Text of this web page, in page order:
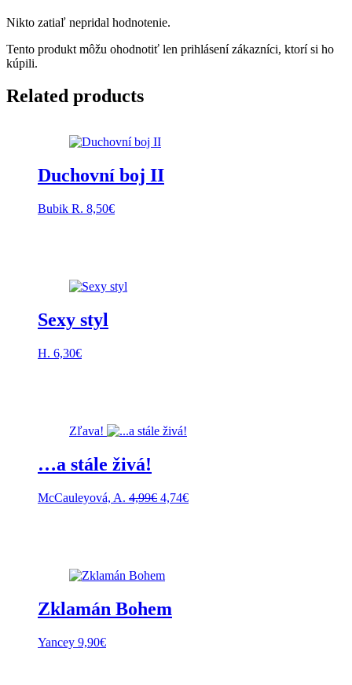
Nikto zatiaľ nepridal hodnotenie.
Tento produkt môžu ohodnotiť len prihlásení zákazníci, ktorí si ho
kúpili.
Related products
Duchovní boj II
Bubik R. 8,50€
Sexy styl
H. 6,30€
Zľava!
…a stále živá!
McCauleyová, A. 4,99€ Pôvodná
4,74€Aktuálna
Zklamán Bohem
Yancey 9,90€